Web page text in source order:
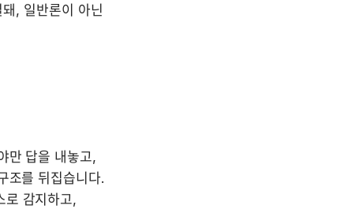
, 일반론이 아닌
만 답을 내놓고,
조를 뒤집습니다.
로 감지하고,